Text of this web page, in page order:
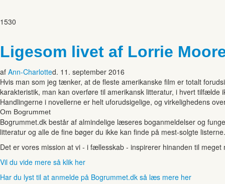
1530
Ligesom livet af Lorrie
af Ann-Charlotted. 11. september 2016
Hvis man som jeg tænker, at de fleste amerikanske film er totalt
karakteristik, man kan overføre til amerikansk litteratur, i hvert
Handlingerne i novellerne er helt uforudsigelige, og virkelighedens
Om Bogrummet
Bogrummet.dk består af almindelige læseres boganmeldelser og
litteratur og alle de fine bøger du ikke kan finde på mest-solgte listerne.
Det er vores mission at vi - i fællesskab - inspirerer hinanden til
Vil du vide mere så klik her
Har du lyst til at anmelde på Bogrummet.dk så læs mere her